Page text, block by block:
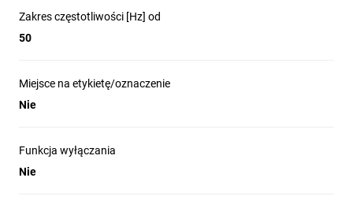
Zakres częstotliwości [Hz] od
50
Miejsce na etykietę/oznaczenie
Nie
Funkcja wyłączania
Nie